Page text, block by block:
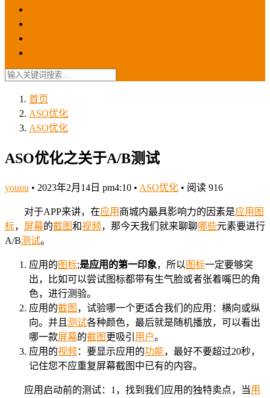
首页
ASO优化
ASO优化
ASO优化之关于A/B测试
youou • 2023年2月14日 pm4:10 • ASO优化 • 阅读 916
对于APP来讲，在应用 商城内最具影响力的因素是应用 图
标， 屏幕的截图和视频，那今天我们就来聊聊哪些元素要进行
A/B测试。
应用的 图标;是应用的第一印象，所以 图标一定要够突
出，比如可以尝试图标都带有生气脸或者张着嘴巴的角
色，进行测验。
应用的截图 ，试验哪一个更适合我们的应用：横向或纵
向。并且 测试各种颜色，最后就是随机播放，可以看出
哪一款屏幕的截图 更吸引 用户。
应用的视频 ：要显示应用的功能，最好不要超过20秒，
记住您不应重复屏幕截图中已有的内容。
应用启动前的测试：1，找到我们应用的独特卖点，当用